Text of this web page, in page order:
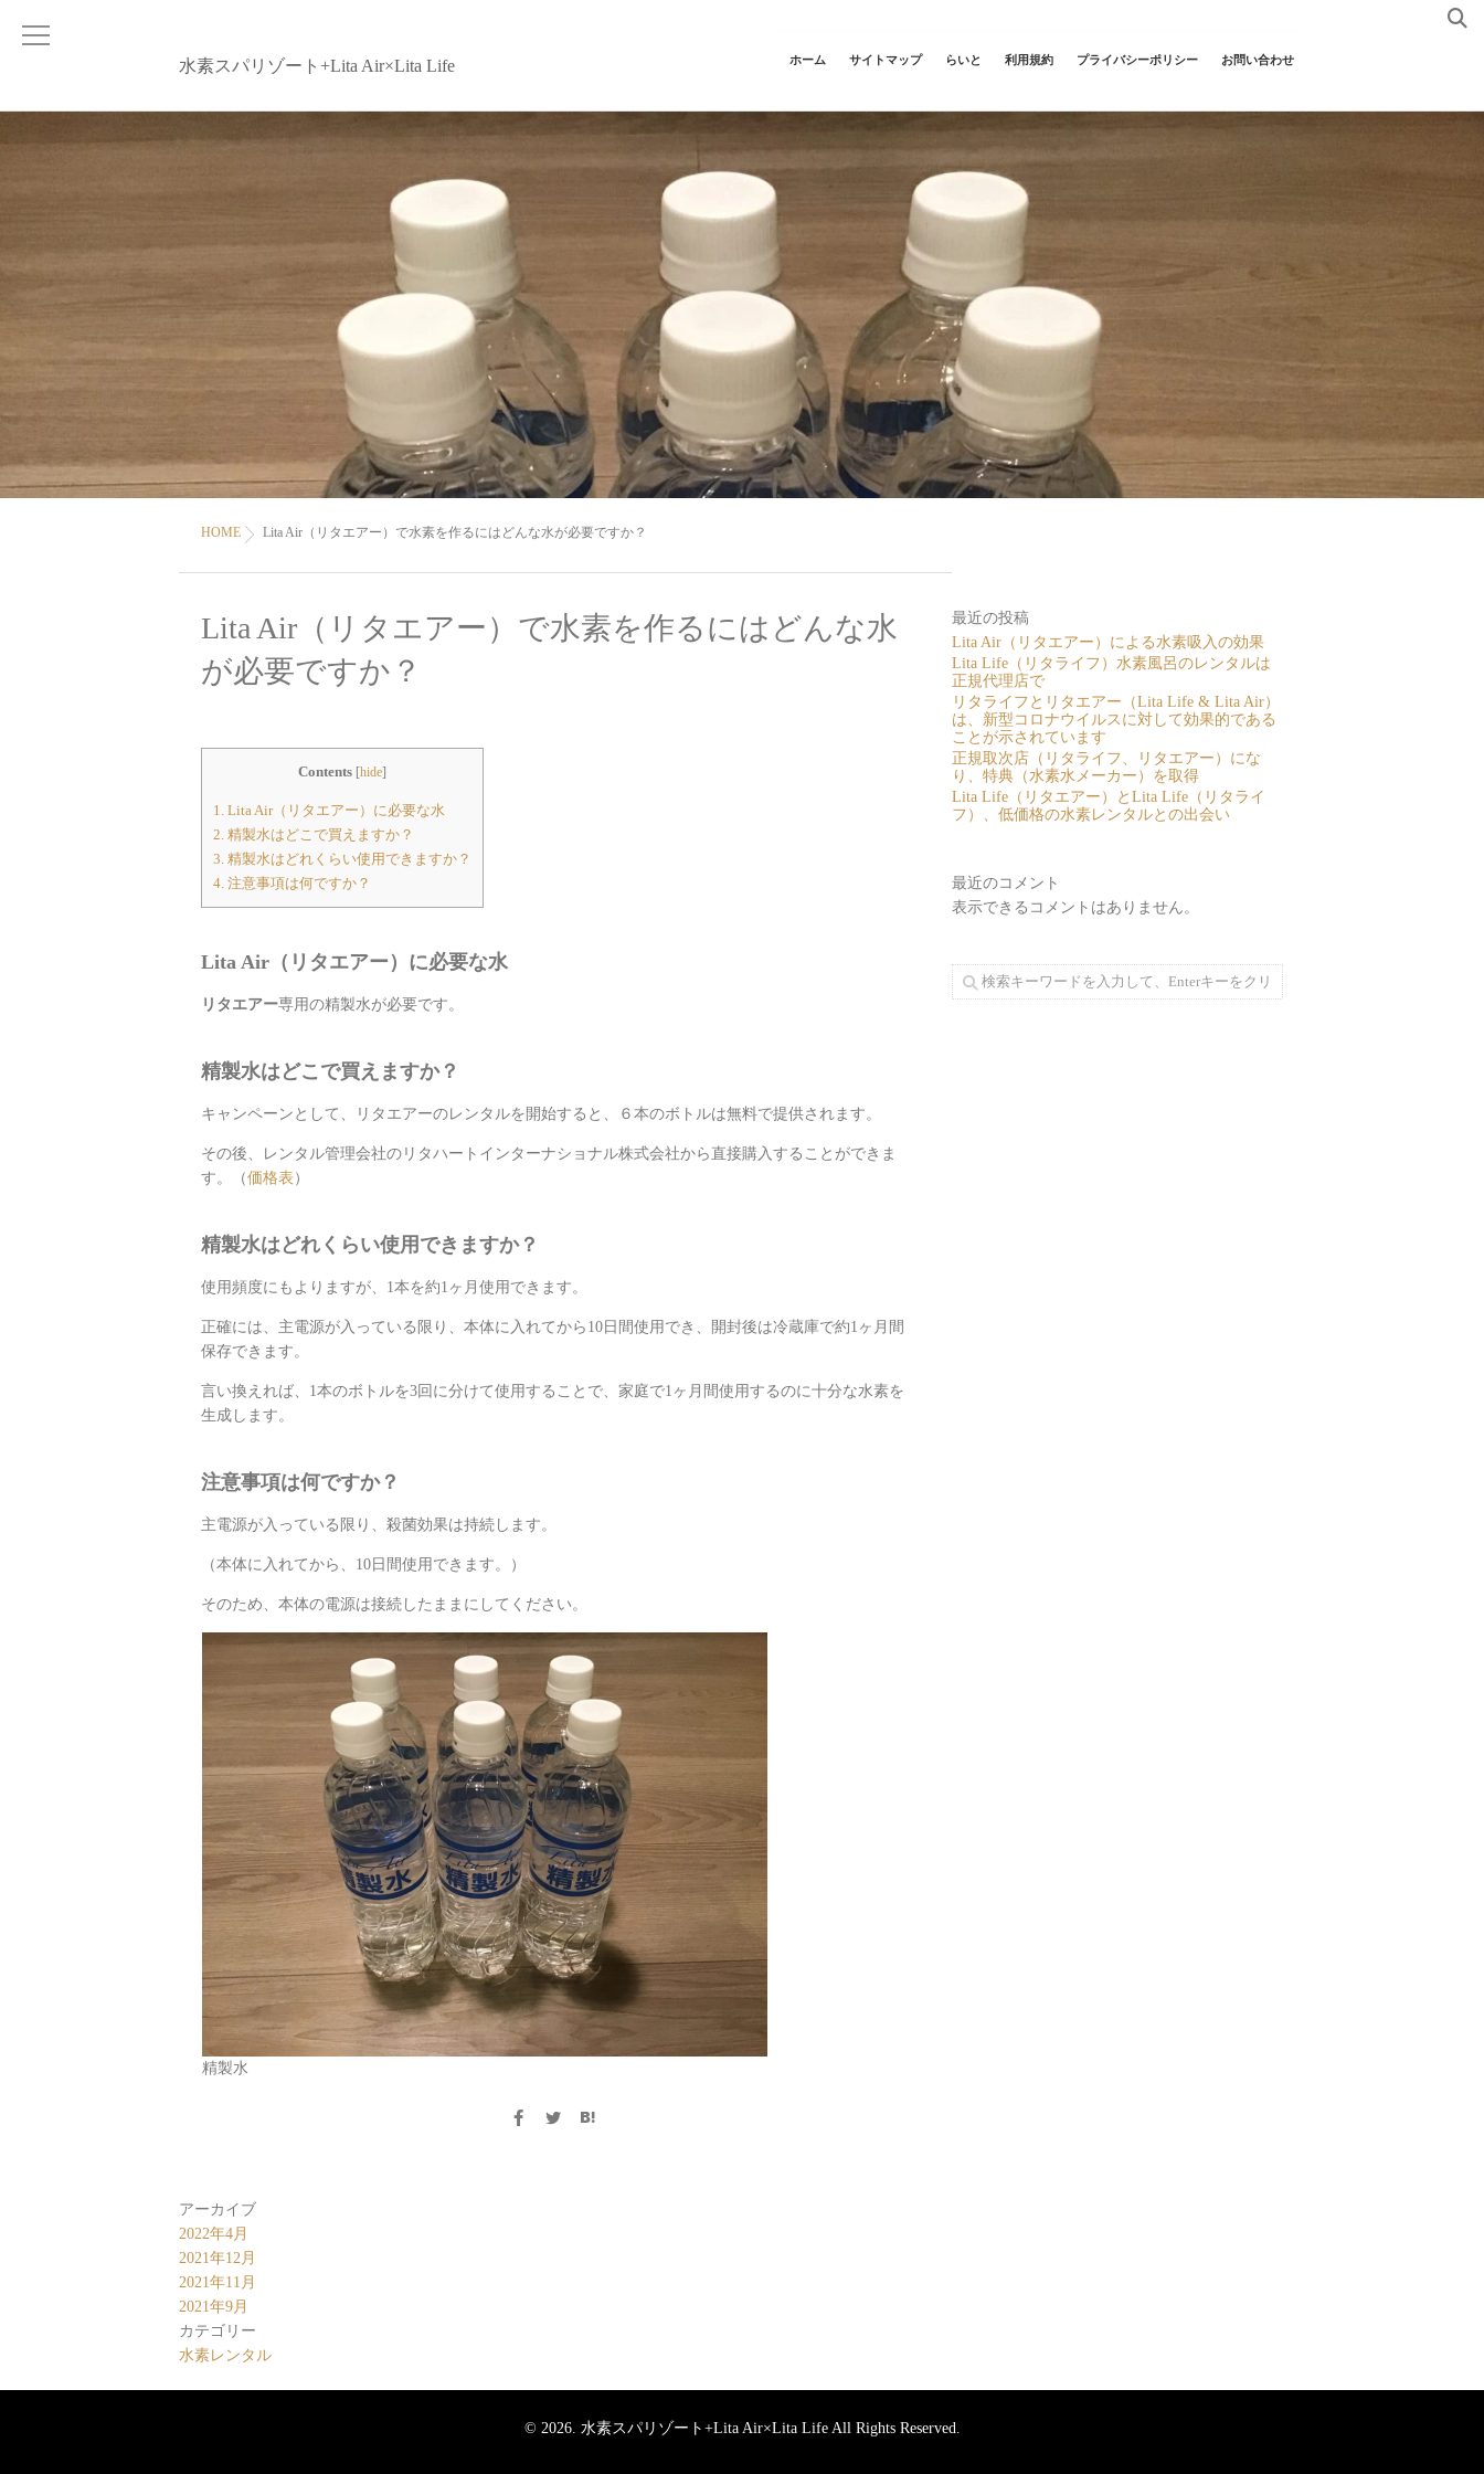
水素スパリゾート+Lita Air×Lita Life ホーム サイトマップ らいと 利用規約 プライバシーポリシー お問い合わせ
HOME Lita Air（リタエアー）で水素を作るにはどんな水が必要ですか？
Lita Air（リタエアー）で水素を作るにはどんな水
が必要ですか？
Contents [hide]
1. Lita Air（リタエアー）に必要な水
2. 精製水はどこで買えますか？
3. 精製水はどれくらい使用できますか？
4. 注意事項は何ですか？
Lita Air（リタエアー）に必要な水
リタエアー専用の精製水が必要です。
精製水はどこで買えますか？
キャンペーンとして、リタエアーのレンタルを開始すると、６本のボトルは無料で提供されます。
その後、レンタル管理会社のリタハートインターナショナル株式会社から直接購入することができま
す。（価格表 ）
精製水はどれくらい使用できますか？
使用頻度にもよりますが、1本を約1ヶ月使用できます。
正確には、主電源が入っている限り、本体に入れてから10日間使用でき、開封後は冷蔵庫で約1ヶ月間
保存できます。
言い換えれば、1本のボトルを3回に分けて使用することで、家庭で1ヶ月間使用するのに十分な水素を
生成します。
注意事項は何ですか？
主電源が入っている限り、殺菌効果は持続します。
（本体に入れてから、10日間使用できます。）
そのため、本体の電源は接続したままにしてください。
精製水
最近の投稿
Lita Air（リタエアー）による水素吸入の効果
Lita Life（リタライフ）水素風呂のレンタルは
正規代理店で
リタライフとリタエアー（Lita Life & Lita Air）
は、新型コロナウイルスに対して効果的である
ことが示されています
正規取次店（リタライフ、リタエアー）にな
り、特典（水素水メーカー）を取得
Lita Life（リタエアー）とLita Life（リタライ
フ）、低価格の水素レンタルとの出会い
最近のコメント
表示できるコメントはありません。
アーカイブ
2022年4月
2021年12月
2021年11月
2021年9月
カテゴリー
水素レンタル
© 2026. 水素スパリゾート+Lita Air×Lita Life All Rights Reserved.